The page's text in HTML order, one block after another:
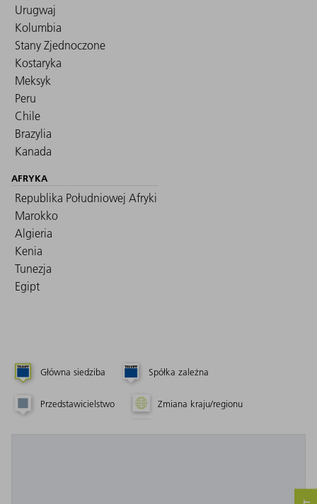
Urugwaj
Kolumbia
Stany Zjednoczone
Kostaryka
Meksyk
Peru
Chile
Brazylia
Kanada
AFRYKA
Republika Południowej Afryki
Marokko
Algieria
Kenia
Tunezja
Egipt
Główna siedziba Spółka zależna
Przedstawicielstwo Zmiana kraju/regionu